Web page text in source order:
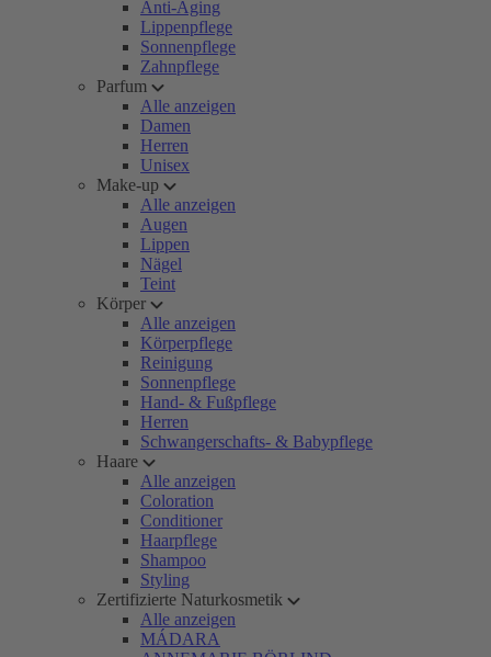
Anti-Aging
Lippenpflege
Sonnenpflege
Zahnpflege
Parfum
Alle anzeigen
Damen
Herren
Unisex
Make-up
Alle anzeigen
Augen
Lippen
Nägel
Teint
Körper
Alle anzeigen
Körperpflege
Reinigung
Sonnenpflege
Hand- & Fußpflege
Herren
Schwangerschafts- & Babypflege
Haare
Alle anzeigen
Coloration
Conditioner
Haarpflege
Shampoo
Styling
Zertifizierte Naturkosmetik
Alle anzeigen
MÁDARA